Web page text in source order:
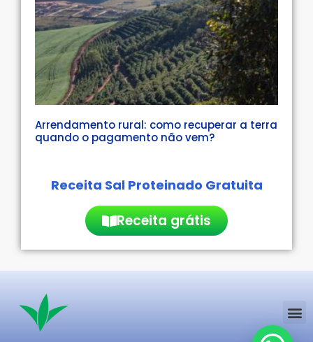
Arrendamento rural: como recuperar a terra
quando o pagamento não vem?
Receita Sal Proteinado Gratuita
Receita grátis